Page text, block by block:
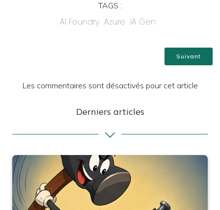
TAGS :
AI Foundry Azure IA Gen
Suivant
Les commentaires sont désactivés pour cet article
Derniers articles